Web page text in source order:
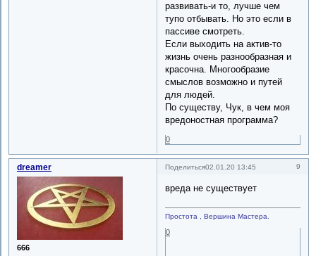
развивать-и то, лучше чем
тупо отбывать. Но это если в
пассиве смотреть.
Если выходить на актив-то
жизнь очень разнообразная и
красочна. Многообразие
смыслов возможно и путей
для людей.
По существу, Чук, в чем моя
вредоностная программа?
0
Поделиться 9
02.01.20 13:45
dreamer
666
вреда не существует
Простота , Вершина Мастера.
0